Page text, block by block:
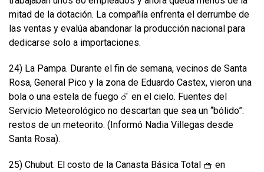
mitad de la dotación. La compañía enfrenta el derrumbe de
las ventas y evalúa abandonar la producción nacional para
dedicarse solo a importaciones.
24) La Pampa. Durante el fin de semana, vecinos de Santa
Rosa, General Pico y la zona de Eduardo Castex, vieron una
bola o una estela de fuego ☄️ en el cielo. Fuentes del
Servicio Meteorológico no descartan que sea un “bólido”:
restos de un meteorito. (Informó Nadia Villegas desde
Santa Rosa).
25) Chubut. El costo de la Canasta Básica Total 🧺 en